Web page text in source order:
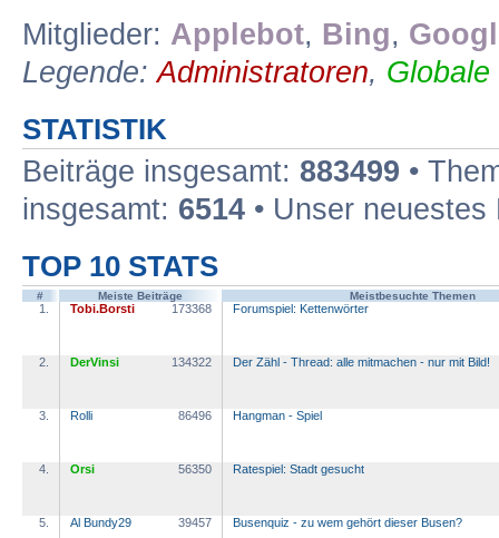
Mitglieder: Applebot, Bing,
Legende:Administratoren,
STATISTIK
Beiträge insgesamt: 883499 •
insgesamt: 6514 • Unser
TOP 10 STATS
# Meiste Beiträge Meistbesuchte Themen
1. Tobi.Borsti 173368 Forumspiel: Kettenwörter
2. DerVinsi 134322 Der Zähl - Thread: alle mitmachen - nur mit Bild!
3. Rolli 86496 Hangman - Spiel
4. Orsi 56350 Ratespiel: Stadt gesucht
5. Al Bundy29 39457 Busenquiz - zu wem gehört dieser Busen?